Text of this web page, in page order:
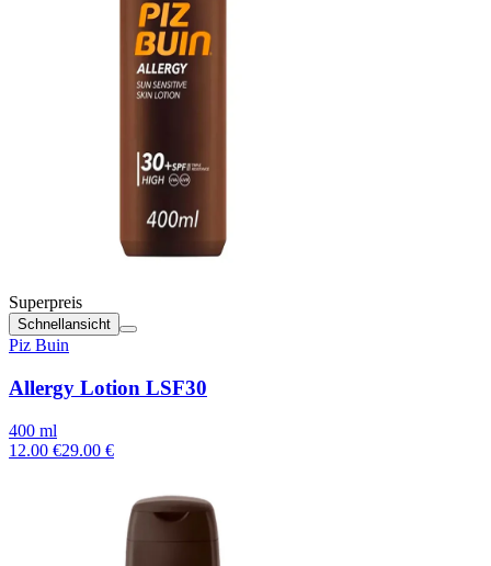
Superpreis
Schnellansicht
Piz Buin
Allergy Lotion LSF30
400 ml
12.00 €29.00 €